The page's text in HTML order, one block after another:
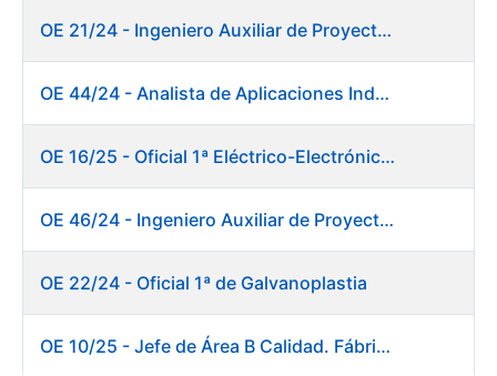
OE 21/24 - Ingeniero Auxiliar de Proyectos
OE 44/24 - Analista de Aplicaciones Industriales
OE 16/25 - Oficial 1ª Eléctrico-Electrónico Fábrica Papel
OE 46/24 - Ingeniero Auxiliar de Proyectos. Ceres
OE 22/24 - Oficial 1ª de Galvanoplastia
OE 10/25 - Jefe de Área B Calidad. Fábrica Papel